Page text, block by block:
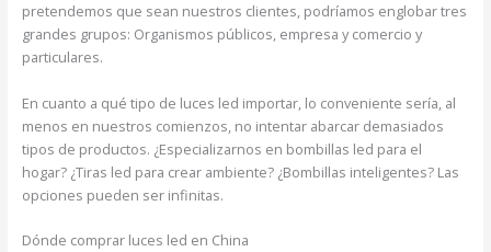
pretendemos que sean nuestros clientes, podríamos englobar tres
grandes grupos: Organismos públicos, empresa y comercio y
particulares.
En cuanto a qué tipo de luces led importar, lo conveniente sería, al
menos en nuestros comienzos, no intentar abarcar demasiados
tipos de productos. ¿Especializarnos en bombillas led para el
hogar? ¿Tiras led para crear ambiente? ¿Bombillas inteligentes? Las
opciones pueden ser infinitas.
Dónde comprar luces led en China